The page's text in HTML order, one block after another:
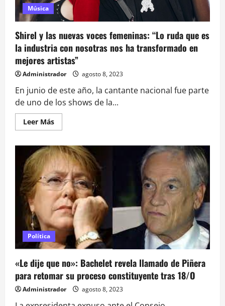
Música
Shirel y las nuevas voces femeninas: “Lo ruda que es
la industria con nosotras nos ha transformado en
mejores artistas”
Administrador agosto 8, 2023
En junio de este año, la cantante nacional fue parte
de uno de los shows de la...
Leer MásLeer
más
Shirel
y
las
nuevas
voces
femeninas:
“Lo
ruda
que
es
la
industria
con
nosotras
nos
transformado
en
mejores
artistas”
Política
«Le dije que no»: Bachelet revela llamado de Piñera
para retomar su proceso constituyente tras 18/O
Administrador agosto 8, 2023